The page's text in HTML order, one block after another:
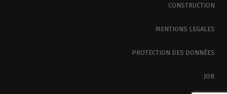
CONSTRUCTION
MENTIONS LEGALES
PROTECTION DES DONNÉES
JOB